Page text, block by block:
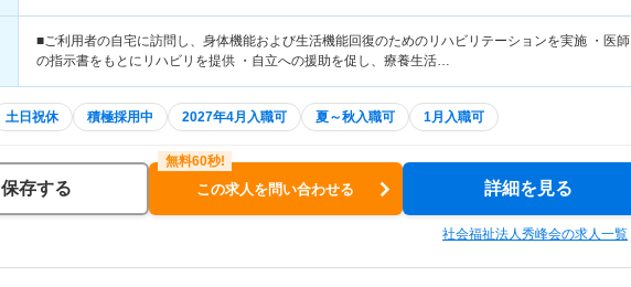
■ご利用者の自宅に訪問し、身体機能および生活機能回復のためのリハビリテーションを実施 ・医師
の指示書をもとにリハビリを提供 ・自立への援助を促し、療養生活…
土日祝休 積極採用中 2027年4月入職可 夏～秋入職可 1月入職可
保存する この求人を問い合わせる 詳細を見る
社会福祉法人秀峰会の求人一覧